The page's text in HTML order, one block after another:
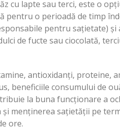
cu lapte sau terci, este o
pentru o perioadă de timp
pentru sațietate) și
de fucte sau ciocolată,
antioxidanți, proteine,
beneficiile consumului de
la buna funcționare a
menținerea sațietății pe
ore.